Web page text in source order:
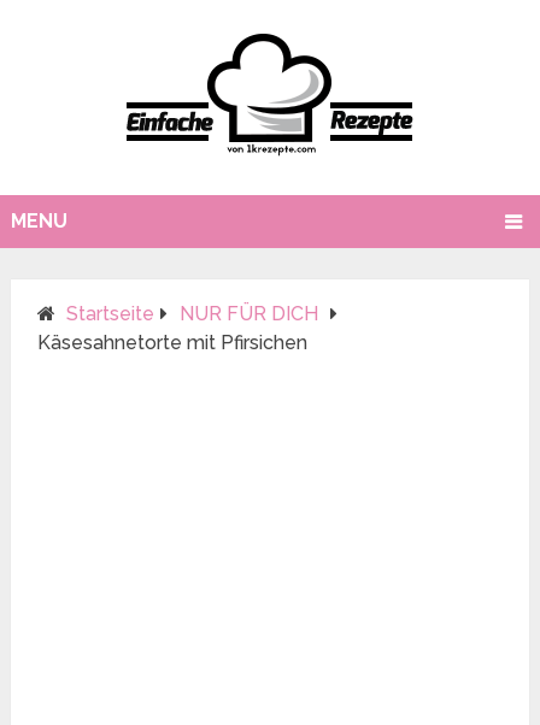
MENU
Startseite
NUR FÜR DICH
Käsesahnetorte mit Pfirsichen